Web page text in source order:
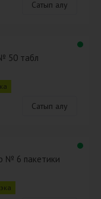
Сатып алу
50 табл
Сатып алу
№ 6 пакетики